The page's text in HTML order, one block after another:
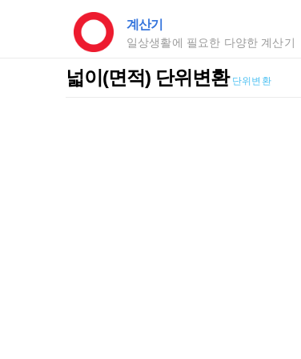
계산기
일상생활에 필요한 다양한 계산기
넓이(면적) 단위변환 단위변환